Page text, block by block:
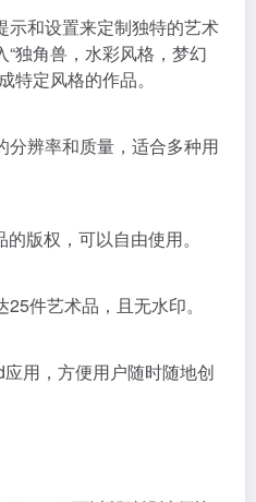
示和设置来定制独特的艺术
独角兽，水彩风格，梦幻
特定风格的作品。
分辨率和质量，适合多种用
版权，可以自由使用。
件艺术品，且无水印。
用，方便用户随时随地创